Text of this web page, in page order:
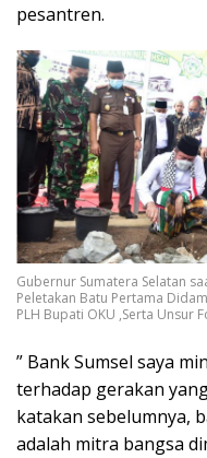
pesantren.
Gubernur Sumatera Selatan
Peletakan Batu Pertama
PLH Bupati OKU ,Serta Unsur
” Bank Sumsel saya
terhadap gerakan
katakan sebelumnya,
adalah mitra bangsa